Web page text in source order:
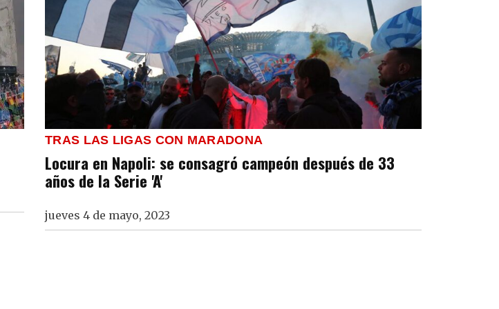
TRAS LAS LIGAS CON MARADONA
Locura en Napoli: se consagró campeón después de 33
años de la Serie 'A'
jueves 4 de mayo, 2023